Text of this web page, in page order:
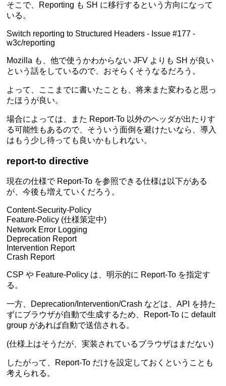
そこで、Reporting も SH に移行するという方向になって
いる。
Switch reporting to Structured Headers - Issue #177 -
w3c/reporting
Mozilla も、他で使うかわからない JFV よりも SH が良い
という話をしているので、おそらくそうなるだろう。
よって、ここまでに書いたことも、将来また変わると思っ
たほうが良い。
場合によっては、また Report-To 以外のヘッダが出たりす
る可能性もあるので、そういう面倒を避けたいなら、導入
はもう少し待っても良いかもしれない。
report-to directive
現在の仕様で Report-To を参照できる仕様は以下がある
が、今後も増えていくだろう。
Content-Security-Policy
Feature-Policy (仕様策定中)
Network Error Logging
Deprecation Report
Intervention Report
Crash Report
CSP や Feature-Policy は、明示的に Report-To を指定す
る。
一方、Deprecation/Intervention/Crash などは、API を持た
ずにブラウザが自動で生成するため、Report-To に default
group があれば自動で送信される。
(仕様上はそうだが、実装されているブラウザはまだない)
したがって、Report-To だけを設定しておくということも
考えられる。